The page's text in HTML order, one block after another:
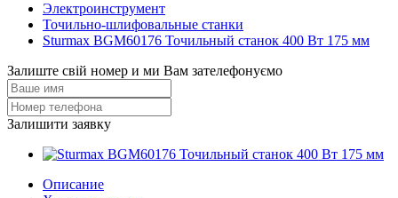
Электроинструмент
Точильно-шлифовальные станки
Sturmax BGM60176 Точильный станок 400 Вт 175 мм
Залиште свій номер и ми Вам зателефонуємо
Залишити заявку
Описание